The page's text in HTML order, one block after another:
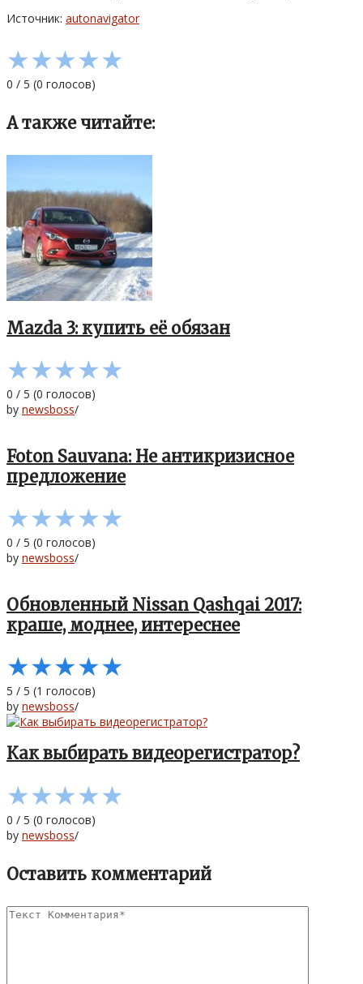
Источник: autonavigator
★★★★★
0 / 5 (0 голосов)
А также читайте:
Mazda 3: купить её обязан
★★★★★
0 / 5 (0 голосов)
by newsboss/
Foton Sauvana: Не антикризисное
предложение
★★★★★
0 / 5 (0 голосов)
by newsboss/
Обновленный Nissan Qashqai 2017:
краше, моднее, интереснее
★★★★★
5 / 5 (1 голосов)
by newsboss/
Как выбирать видеорегистратор?
★★★★★
0 / 5 (0 голосов)
by newsboss/
Оставить комментарий